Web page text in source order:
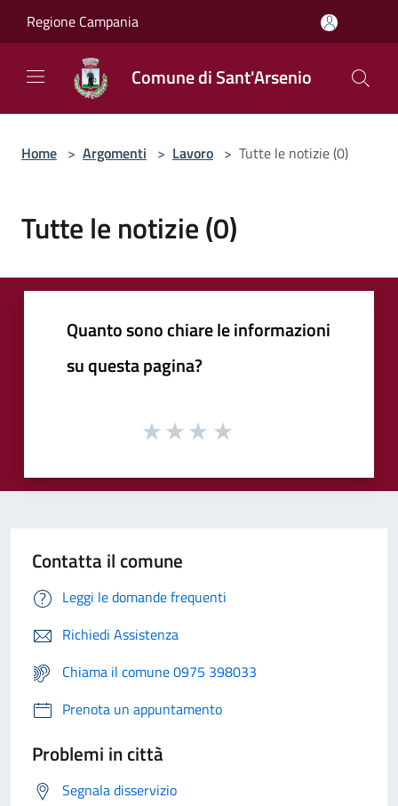
Regione Campania
Comune di Sant'Arsenio
Home > Argomenti > Lavoro > Tutte le notizie (0)
Tutte le notizie (0)
Quanto sono chiare le informazioni
su questa pagina?
Contatta il comune
Leggi le domande frequenti
Richiedi Assistenza
Chiama il comune 0975 398033
Prenota un appuntamento
Problemi in città
Segnala disservizio